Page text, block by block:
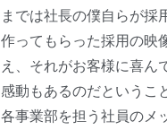
までは社長の僕自らが採
作ってもらった採用の映
え、それがお客様に喜ん
感動もあるのだというこ
各事業部を担う社員のメ